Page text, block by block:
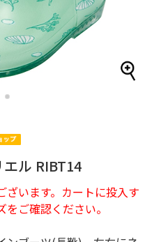
3
ル RIBT14
ざいます。カートに投入す
ご確認ください。